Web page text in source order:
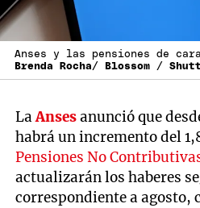
Anses y las pensiones de
Brenda Rocha/ Blossom /
LaAnsesanunció que
habrá un incremento del
Pensiones No
actualizarán los haberes
correspondiente a agosto,